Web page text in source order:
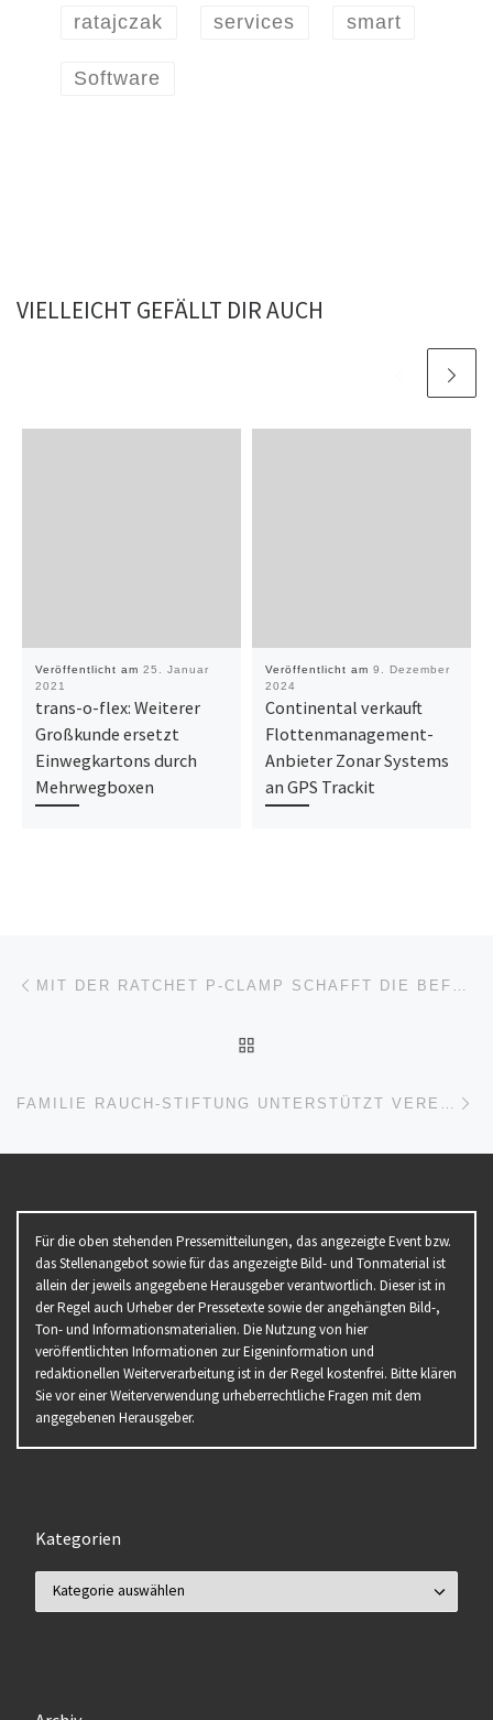
ratajczak services smart
Software
VIELLEICHT GEFÄLLT DIR AUCH
Veröffentlicht am 25. Januar
2021
trans-o-flex: Weiterer
Großkunde ersetzt
Einwegkartons durch
Mehrwegboxen
Veröffentlicht am 9. Dezember
2024
Continental verkauft
Flottenmanagement-
Anbieter Zonar Systems
an GPS Trackit
Beitragsnavigation
Für die oben stehenden Pressemitteilungen, das angezeigte Event bzw.
das Stellenangebot sowie für das angezeigte Bild- und Tonmaterial ist
allein der jeweils angegebene Herausgeber verantwortlich. Dieser ist in
der Regel auch Urheber der Pressetexte sowie der angehängten Bild-,
Ton- und Informationsmaterialien. Die Nutzung von hier
veröffentlichten Informationen zur Eigeninformation und
redaktionellen Weiterverarbeitung ist in der Regel kostenfrei. Bitte klären
Sie vor einer Weiterverwendung urheberrechtliche Fragen mit dem
angegebenen Herausgeber.
Kategorien